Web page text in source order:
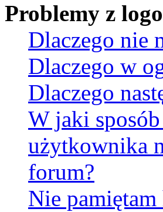
Problemy z
Dlaczego nie
Dlaczego w
Dlaczego
W jaki
użytkownika
forum?
Nie pamiętam